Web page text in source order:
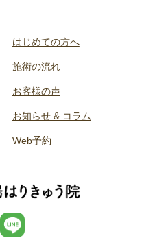
はじめての方へ
施術の流れ
お客様の声
お知らせ & コラム
Web予約